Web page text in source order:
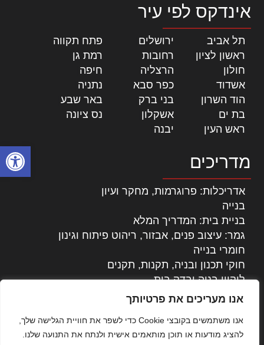
פתח
אנו מעריכים את פרטיותך
אנו משתמשים בקובצי Cookie כדי לשפר את חוויית הגלישה שלך,
להציג מודעות או תוכן מותאמים אישית ולנתח את התנועה שלנו.
אינדקס לפי עיר
תל אביב ירושלים פתח תקווה
ראשון לציון
רחובות רמת גן
חולון
הרצליה חיפה
אשדוד
כפר סבא נתניה
הוד השרון
בני ברק באר שבע
בת ים
אשקלון נס ציונה
ראש העין
יבנה
מדריכים
אדריכלות: פרוגרמות, מחקר ועיון
בנייה
בניית בית: המדריך המלא
גמר: עיצוב פנים, אבזור, ריהוט פיתוח וגינון
חומרי בנייה
חוקי תכנון ובניה, תקנות, תקנים
ליקויי בניה ובדק בית
נדל"ן: זכויות, אגרות ועסקאות
עקרונות ניהול אחזקה מתקדמות
צילום אדריכלי